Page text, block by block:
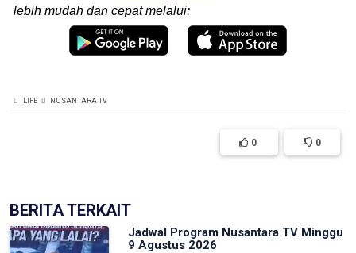
lebih mudah dan cepat melalui:
LIFE NUSANTARA TV
0 0
BERITA TERKAIT
Jadwal Program Nusantara TV Minggu
9 Agustus 2026